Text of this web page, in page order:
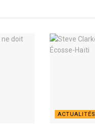
ACTUALITÉS